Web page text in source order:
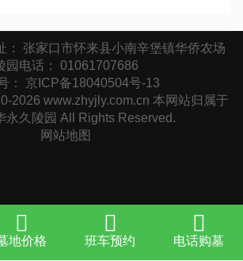
： 张家口市怀来县小南辛堡镇华侨农场
园电话： 01061707686
： 京ICP备18040504号-13
2026 www.zhyjly.com.cn 本网站归属于
永久陵园 All Rights Reserved.
网站地图
地价格 班车预约 电话购墓